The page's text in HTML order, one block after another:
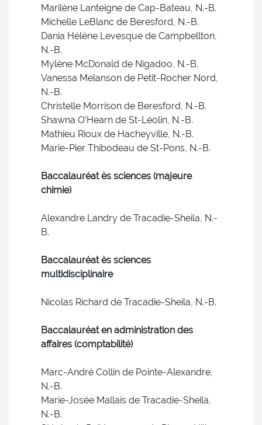
Marilène Lanteigne de Cap-Bateau, N.-B.
Michelle LeBlanc de Beresford, N.-B.
Dania Hélène Levesque de Campbellton,
N.-B.
Mylène McDonald de Nigadoo, N.-B.
Vanessa Melanson de Petit-Rocher Nord,
N.-B.
Christelle Morrison de Beresford, N.-B.
Shawna O’Hearn de St-Léolin, N.-B.
Mathieu Rioux de Hacheyville, N.-B.
Marie-Pier Thibodeau de St-Pons, N.-B.
Baccalauréat ès sciences (majeure
chimie)
Alexandre Landry de Tracadie-Sheila, N.-
B.
Baccalauréat ès sciences
multidisciplinaire
Nicolas Richard de Tracadie-Sheila, N.-B.
Baccalauréat en administration des
affaires (comptabilité)
Marc-André Collin de Pointe-Alexandre,
N.-B.
Marie-Josée Mallais de Tracadie-Sheila,
N.-B.